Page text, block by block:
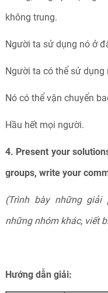
không trung.
Người ta sử dụng nó ở
Người ta có thể sử dụng
Nó có thể vận chuyển
Hầu hết mọi người.
4. Present your
groups, write your
(Trình bày những giải
những nhóm khác, viết
Hướng dẫn giải: